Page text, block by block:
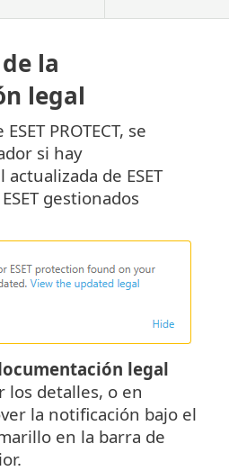
la
legal
PROTECT, se
si hay
de ESET
gestionados
legal
los detalles, o en
la notificación bajo el
en la barra de